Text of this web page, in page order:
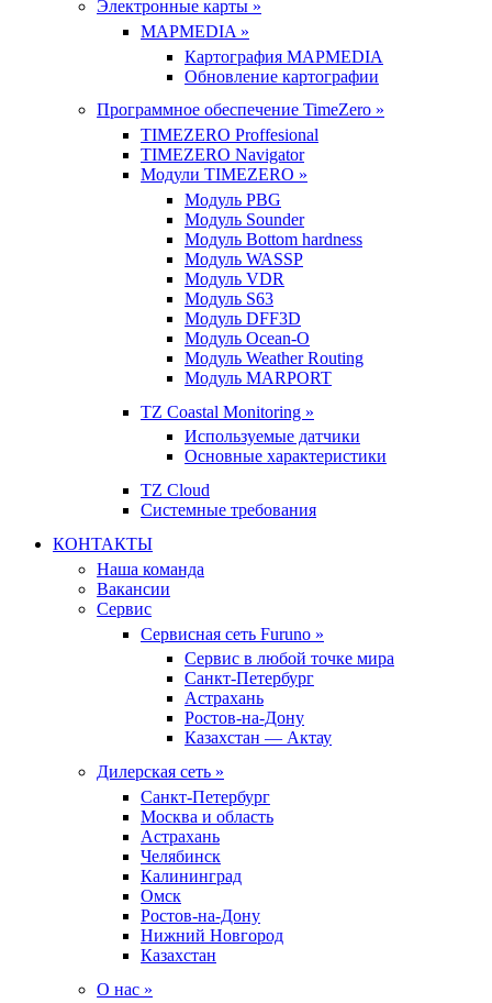
Электронные карты »
MAPMEDIA »
Картография MAPMEDIA
Обновление картографии
Программное обеспечение TimeZero »
TIMEZERO Proffesional
TIMEZERO Navigator
Модули TIMEZERO »
Модуль PBG
Модуль Sounder
Модуль Bottom hardness
Модуль WASSP
Модуль VDR
Модуль S63
Модуль DFF3D
Модуль Ocean-O
Модуль Weather Routing
Модуль MARPORT
TZ Coastal Monitoring »
Используемые датчики
Основные характеристики
TZ Cloud
Системные требования
КОНТАКТЫ
Наша команда
Вакансии
Сервис
Сервисная сеть Furuno »
Сервис в любой точке мира
Санкт-Петербург
Астрахань
Ростов-на-Дону
Казахстан — Актау
Дилерская сеть »
Санкт-Петербург
Москва и область
Астрахань
Челябинск
Калининград
Омск
Ростов-на-Дону
Нижний Новгород
Казахстан
О нас »